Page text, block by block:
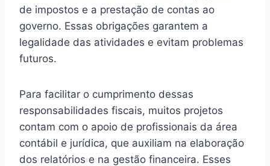
de impostos e a prestação de contas ao
governo. Essas obrigações garantem a
legalidade das atividades e evitam problemas
futuros.
Para facilitar o cumprimento dessas
responsabilidades fiscais, muitos projetos
contam com o apoio de profissionais da área
contábil e jurídica, que auxiliam na elaboração
dos relatórios e na gestão financeira. Esses